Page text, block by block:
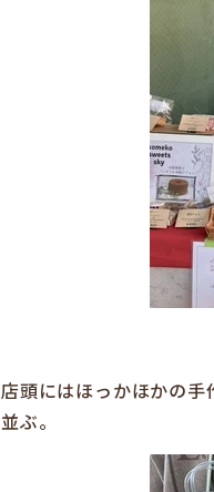
店頭にはほっかほかの手
並ぶ。